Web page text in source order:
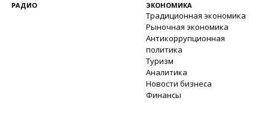
РАДИО ЭКОНОМИКА
Традиционная экономика
Рыночная экономика
Антикоррупционная
политика
Туризм
Аналитика
Новости бизнеса
Финансы